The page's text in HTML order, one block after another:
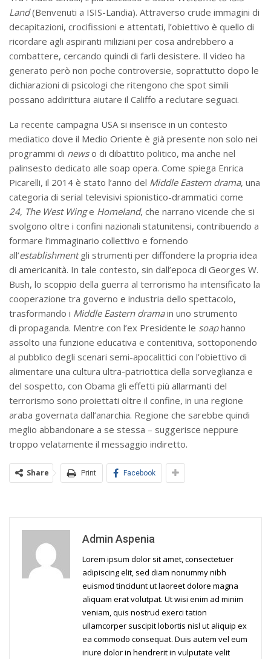
Land(Benvenuti a ISIS-Landia). Attraverso crude immagini di
decapitazioni, crocifissioni e attentati, l’obiettivo è quello di
ricordare agli aspiranti miliziani per cosa andrebbero a
combattere, cercando quindi di farli desistere. Il video ha
generato però non poche controversie, soprattutto dopo le
dichiarazioni di psicologi che ritengono che spot simili
possano addirittura aiutare il Califfo a reclutare seguaci.
La recente campagna USA si inserisce in un contesto
mediatico dove il Medio Oriente è già presente non solo nei
programmi di newso di dibattito politico, ma anche nel
palinsesto dedicato alle soap opera. Come spiega Enrica
Picarelli, il 2014 è stato l’anno del Middle Eastern drama, una
categoria di serial televisivi spionistico-drammatici come
24, The West Winge Homeland, che narrano vicende che si
svolgono oltre i confini nazionali statunitensi, contribuendo a
formare l’immaginario collettivo e fornendo
all’establishmentgli strumenti per diffondere la propria idea
di americanità. In tale contesto, sin dall’epoca di Georges W.
Bush, lo scoppio della guerra al terrorismo ha intensificato la
cooperazione tra governo e industria dello spettacolo,
trasformando i Middle Eastern dramain uno strumento
di propaganda. Mentre con l’ex Presidente le soaphanno
assolto una funzione educativa e contenitiva, sottoponendo
al pubblico degli scenari semi-apocalittici con l’obiettivo di
alimentare una cultura ultra-patriottica della sorveglianza e
del sospetto, con Obama gli effetti più allarmanti del
terrorismo sono proiettati oltre il confine, in una regione
araba governata dall’anarchia. Regione che sarebbe quindi
meglio abbandonare a se stessa – suggerisce neppure
troppo velatamente il messaggio indiretto.
Share Print Facebook
Admin Aspenia
Lorem ipsum dolor sit amet, consectetuer
adipiscing elit, sed diam nonummy nibh
euismod tincidunt ut laoreet dolore magna
aliquam erat volutpat. Ut wisi enim ad minim
veniam, quis nostrud exerci tation
ullamcorper suscipit lobortis nisl ut aliquip ex
ea commodo consequat. Duis autem vel eum
iriure dolor in hendrerit in vulputate velit